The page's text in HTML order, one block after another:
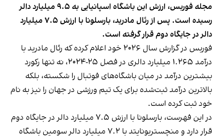
مجله فوربس، ارزش این باشگاه اسپانیایی به ۹.۵ میلیارد دالر
رسیده است. پس از رئال مادرید، بارسلونا با ارزش ۷.۵ میلیارد
دالر در جایگاه دوم قرار گرفته است.
فوربس در گزارش سال ۲۰۲۶ خود اعلام کرده که رئال مادرید با
درآمد ۱.۲۶۵ میلیارد دالری در فصل ۲۵-۲۰۲۴، نه تنها رکورد
بیشترین درآمد در میان باشگاه‌های فوتبال را شکسته، بلکه
بالاترین درآمد ثبت‌شده برای یک تیم ورزشی در جهان را نیز به نام
خود ثبت کرده است.
در این فهرست، بارسلونا با ارزش ۷.۵ میلیارد دالر در جایگاه دوم
قرار دارد و منچستریونایتد با ۷.۲ میلیارد دالر سومین باشگاه